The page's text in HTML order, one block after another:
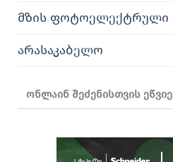
მზის ფოტოელექტრული
არასაკაბელო
ონლაინ შეძენისთვის ეწვიე